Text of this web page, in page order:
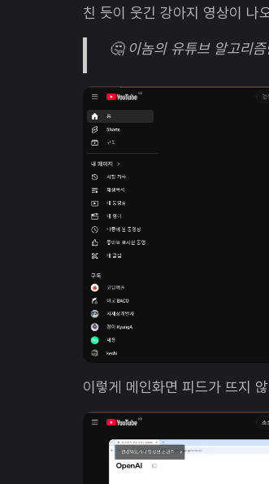
친 듯이 웃긴 강아지 영상이 나
🤔 이놈의 유튜브 알고리
이렇게 메인화면 피드가 뜨지 않